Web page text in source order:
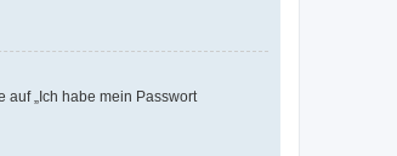
auf „Ich habe mein Passwort